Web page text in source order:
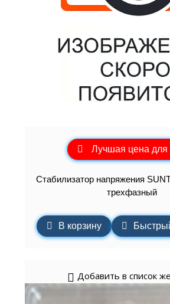
Лучшая цена для
Стабилизатор напряжения
трехфазный
В корзину
Добавить в список